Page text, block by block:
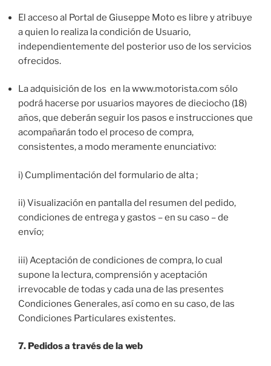
El acceso al Portal de Giuseppe Moto es libre y atribuye
a quien lo realiza la condición de Usuario,
independientemente del posterior uso de los servicios
ofrecidos.
La adquisición de los en la www.motorista.com sólo
podrá hacerse por usuarios mayores de dieciocho (18)
años, que deberán seguir los pasos e instrucciones que
acompañarán todo el proceso de compra,
consistentes, a modo meramente enunciativo:
i) Cumplimentación del formulario de alta ;
ii) Visualización en pantalla del resumen del pedido,
condiciones de entrega y gastos – en su caso – de
envío;
iii) Aceptación de condiciones de compra, lo cual
supone la lectura, comprensión y aceptación
irrevocable de todas y cada una de las presentes
Condiciones Generales, así como en su caso, de las
Condiciones Particulares existentes.
7. Pedidos a través de la web